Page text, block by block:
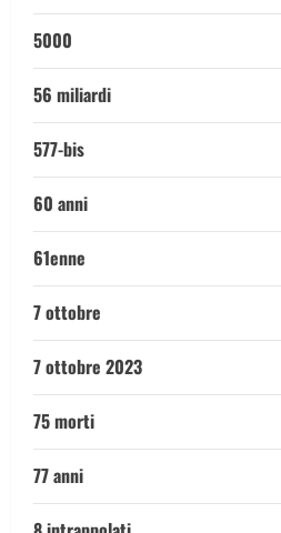
5000
56 miliardi
577-bis
60 anni
61enne
7 ottobre
7 ottobre 2023
75 morti
77 anni